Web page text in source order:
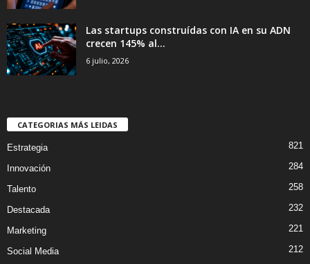
Las startups construídas con IA en su ADN
crecen 145% al...
6 julio, 2026
CATEGORIAS MÁS LEIDAS
Estrategia 821
Innovación 284
Talento 258
Destacada 232
Marketing 221
Social Media 212